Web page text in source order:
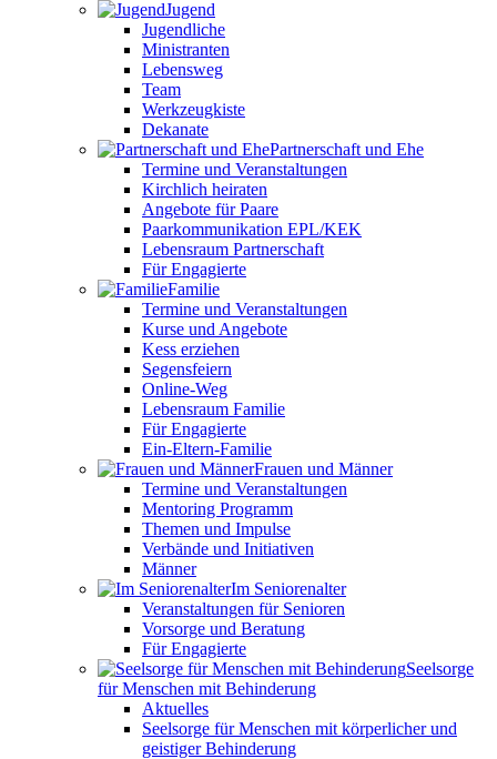
Jugend
Jugendliche
Ministranten
Lebensweg
Team
Werkzeugkiste
Dekanate
Partnerschaft und Ehe
Termine und Veranstaltungen
Kirchlich heiraten
Angebote für Paare
Paarkommunikation EPL/KEK
Lebensraum Partnerschaft
Für Engagierte
Familie
Termine und Veranstaltungen
Kurse und Angebote
Kess erziehen
Segensfeiern
Online-Weg
Lebensraum Familie
Für Engagierte
Ein-Eltern-Familie
Frauen und Männer
Termine und Veranstaltungen
Mentoring Programm
Themen und Impulse
Verbände und Initiativen
Männer
Im Seniorenalter
Veranstaltungen für Senioren
Vorsorge und Beratung
Für Engagierte
Seelsorge
für Menschen mit Behinderung
Aktuelles
Seelsorge für Menschen mit körperlicher und
geistiger Behinderung